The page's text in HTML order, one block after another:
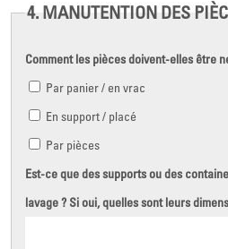
4. MANUTENTION DES
Comment les pièces doivent-elles être
Par panier / en vrac
En support / placé
Par pièces
Est-ce que des supports ou des
lavage ? Si oui, quelles sont leurs